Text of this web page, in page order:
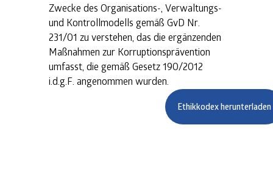
Zwecke des Organisations-, Verwaltungs-
und Kontrollmodells gemäß GvD Nr.
231/01 zu verstehen, das die ergänzenden
Maßnahmen zur Korruptionsprävention
umfasst, die gemäß Gesetz 190/2012
i.d.g.F. angenommen wurden.
Ethikkodex herunterladen